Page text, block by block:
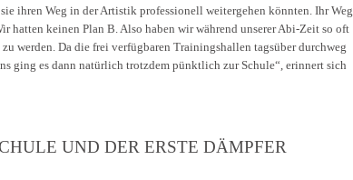
ihren Weg in der Artistik professionell weitergehen könnten. Ihr Weg
hatten keinen Plan B. Also haben wir während unserer Abi-Zeit so oft
werden. Da die frei verfügbaren Trainingshallen tagsüber durchweg
ging es dann natürlich trotzdem pünktlich zur Schule“, erinnert sich
UND DER ERSTE DÄMPFER